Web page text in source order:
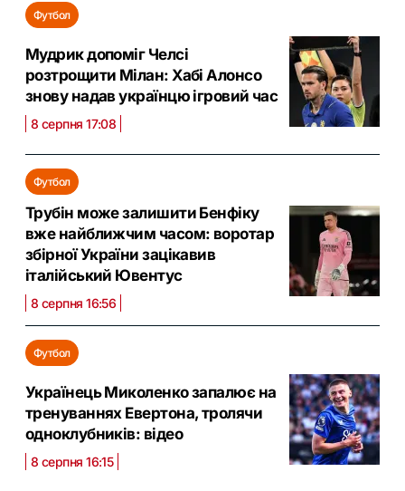
Футбол
Мудрик допоміг Челсі
розтрощити Мілан: Хабі Алонсо
знову надав українцю ігровий час
8 серпня 17:08
Футбол
Трубін може залишити Бенфіку
вже найближчим часом: воротар
збірної України зацікавив
італійський Ювентус
8 серпня 16:56
Футбол
Українець Миколенко запалює на
тренуваннях Евертона, тролячи
одноклубників: відео
8 серпня 16:15